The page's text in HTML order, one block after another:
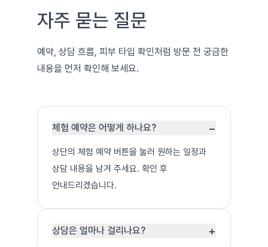
자주 묻는 질문
예약, 상담 흐름, 피부 타입 확인처럼 방문 전 궁금한
내용을 먼저 확인해 보세요.
체험 예약은 어떻게 하나요? −
상단의 체험 예약 버튼을 눌러 원하는 일정과
상담 내용을 남겨 주세요. 확인 후
안내드리겠습니다.
상담은 얼마나 걸리나요? +